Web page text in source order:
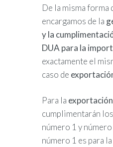
De la misma forma
encargamos de la
y la
DUA para la
exactamente el
caso de
Para la
cumplimentarán
número 1 y
número 1 es para la